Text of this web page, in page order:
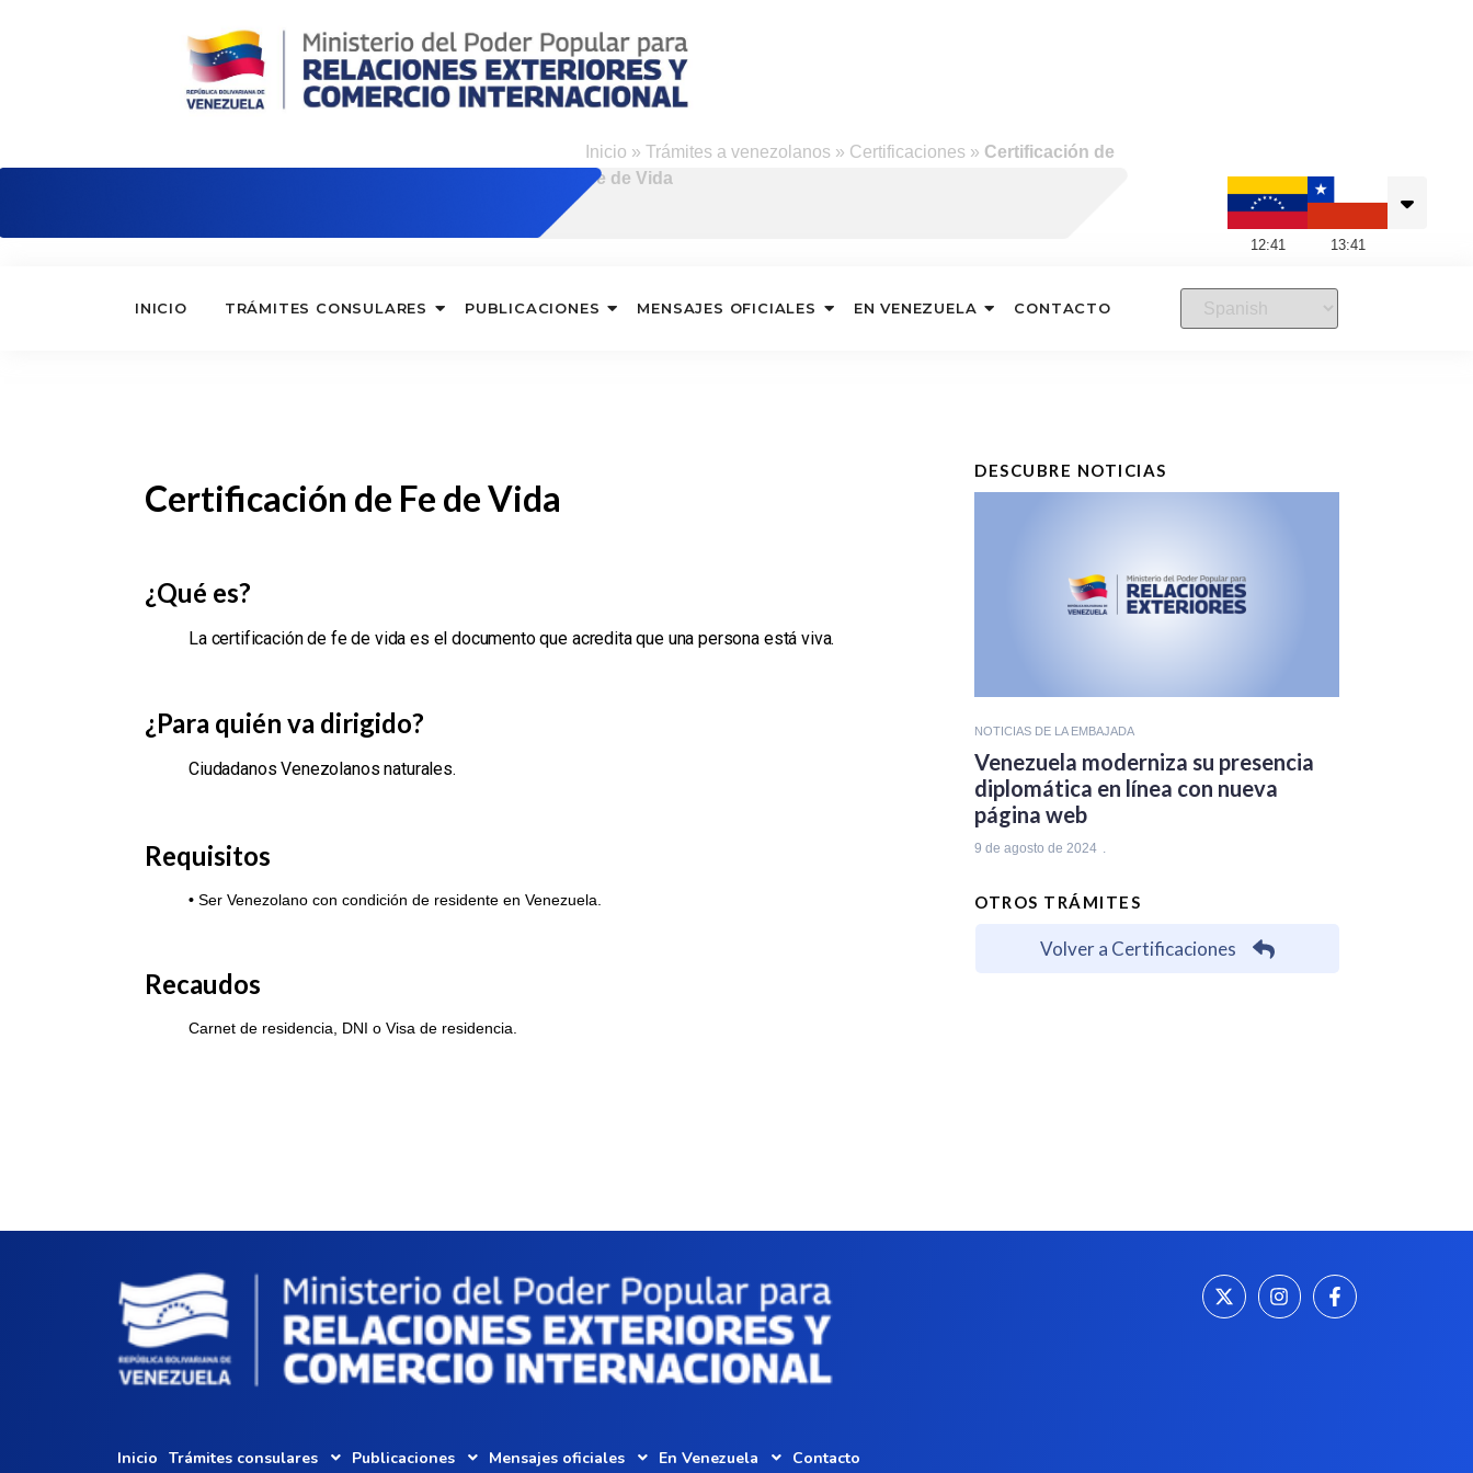
Inicio »Trámites a venezolanos » Certificaciones » Certificación de
Fe de Vida
12:41 13:41
INICIO TRÁMITES CONSULARES PUBLICACIONES MENSAJES OFICIALES EN VENEZUELA CONTACTO
Certificación de Fe de Vida
¿Qué es?
La certificación de fe de vida es el documento que acredita que una persona está viva.
¿Para quién va dirigido?
Ciudadanos Venezolanos naturales.
Requisitos
• Ser Venezolano con condición de residente en Venezuela.
Recaudos
Carnet de residencia, DNI o Visa de residencia.
DESCUBRE NOTICIAS
NOTICIAS DE LA EMBAJADA
Venezuela moderniza su presencia
diplomática en línea con nueva
página web
9 de agosto de 2024
OTROS TRÁMITES
Volver a Certificaciones
Inicio Trámites consulares Publicaciones Mensajes oficiales En Venezuela Contacto